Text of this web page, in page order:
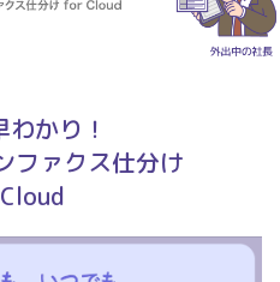
かり！
ファクス仕分け